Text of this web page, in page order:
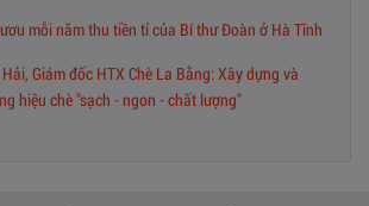
mỗi năm thu tiền tỉ của Bí thư Đoàn ở Hà Tĩnh
Giám đốc HTX Chè La Bằng: Xây dựng và
hiệu chè "sạch - ngon - chất lượng"